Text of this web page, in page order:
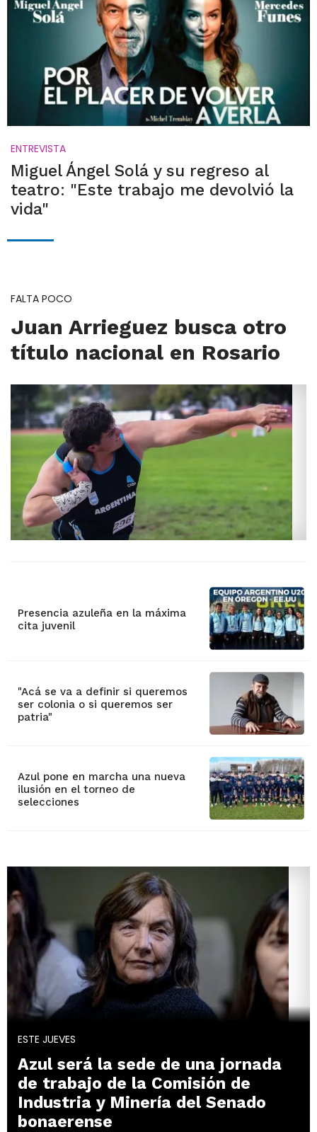
ENTREVISTA
Miguel Ángel Solá y su regreso al
teatro: "Este trabajo me devolvió la
vida"
FALTA POCO
Juan Arrieguez busca otro
título nacional en Rosario
Presencia azuleña en la máxima
cita juvenil
"Acá se va a definir si queremos
ser colonia o si queremos ser
patria"
Azul pone en marcha una nueva
ilusión en el torneo de
selecciones
ESTE JUEVES
Azul será la sede de una jornada
de trabajo de la Comisión de
Industria y Minería del Senado
bonaerense